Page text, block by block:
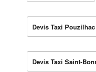
Devis Taxi Pouzilhac
Devis Taxi Saint-